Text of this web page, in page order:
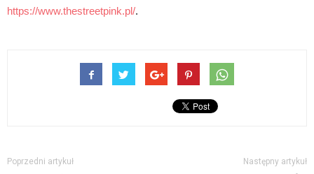
https://www.thestreetpink.pl/.
Poprzedni artykuł Następny artykuł